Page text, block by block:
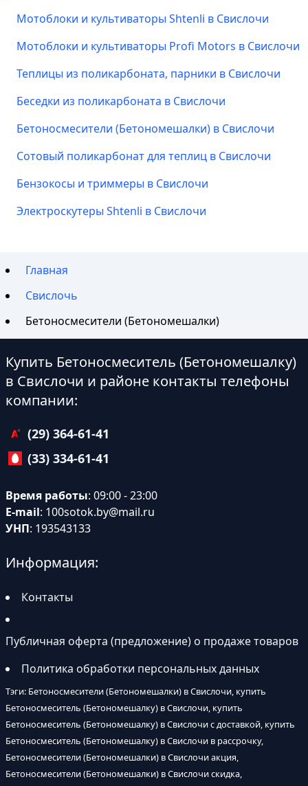
Мотоблоки и культиваторы Shtenli в Свислочи
Мотоблоки и культиваторы Profi Motors в Свислочи
Теплицы из поликарбоната, парники в Свислочи
Беседки из поликарбоната в Свислочи
Бетоносмесители (Бетономешалки) в Свислочи
Сотовый поликарбонат для теплиц в Свислочи
Бензокосы и триммеры в Свислочи
Электроскутеры Shtenli в Свислочи
Главная
Свислочь
Бетоносмесители (Бетономешалки)
Купить Бетоносмеситель (Бетономешалку)
в Свислочи и районе контакты телефоны
компании:
(29) 364-61-41
(33) 334-61-41
Время работы: 09:00 - 23:00
E-mail: 100sotok.by@mail.ru
УНП: 193543133
Информация:
Контакты
Публичная оферта (предложение) о продаже товаров
Политика обработки персональных данных
Тэги: Бетоносмесители (Бетономешалки) в Свислочи, купить
Бетоносмеситель (Бетономешалку) в Свислочи, купить
Бетоносмеситель (Бетономешалку) в Свислочи с доставкой, купить
Бетоносмеситель (Бетономешалку) в Свислочи в рассрочку,
Бетоносмесители (Бетономешалки) в Свислочи акция,
Бетоносмесители (Бетономешалки) в Свислочи скидка,